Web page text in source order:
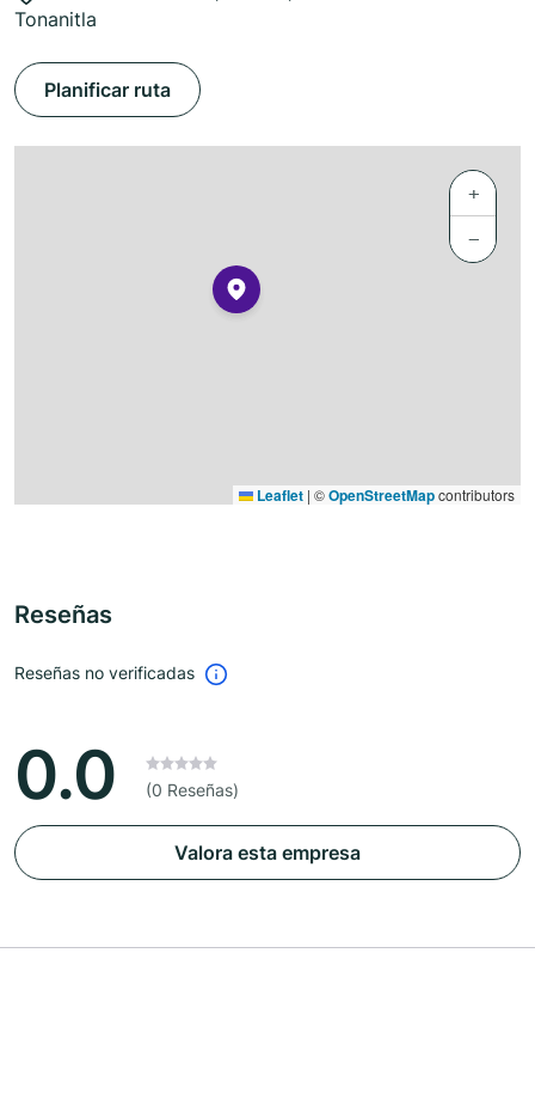
Tonanitla
Planificar ruta
+
−
Leaflet | ©OpenStreetMapcontributors
Reseñas
Reseñas no verificadas
0.0 (0 Reseñas)
Valora esta empresa